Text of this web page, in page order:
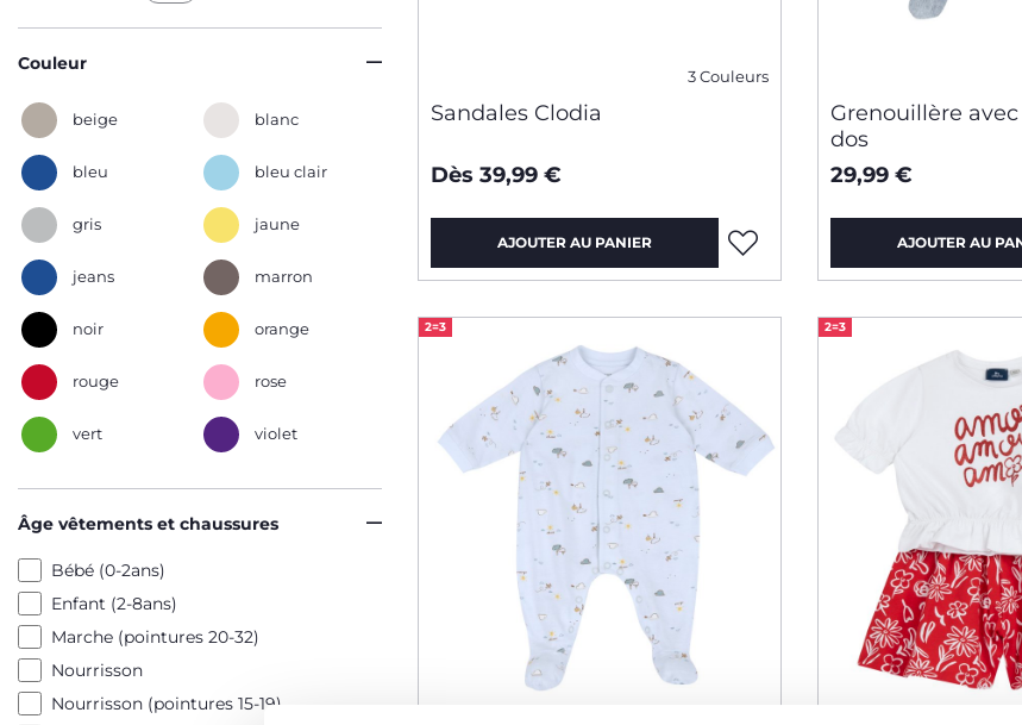
Couleur
beige blanc
bleu bleu clair
gris jaune
jeans marron
noir orange
rouge rose
vert violet
Âge vêtements et chaussures
Bébé (0-2ans)
Enfant (2-8ans)
Marche (pointures 20-32)
Nourrisson
Nourrisson (pointures 15-19)
3 Couleurs
Sandales Clodia
Dès 39,99 €
AJOUTER AU PANIER
Grenouillère
dos
29,99 €
AJOUTER AU
2=3 2=3